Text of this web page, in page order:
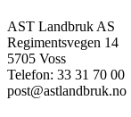
AST Landbruk AS
Regimentsvegen 14
5705 Voss
Telefon: 33 31 70 00
post@astlandbruk.no